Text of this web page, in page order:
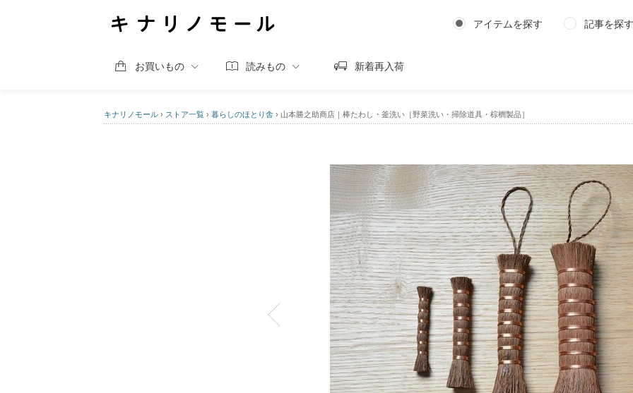
アイテムを探す 記事を探す
お買いもの 読みもの 新着再入荷
キナリノモール › ストア一覧 › 暮らしのほとり舎 › 山本勝之助商店｜棒たわし・釜洗い［野菜洗い・掃除道具・棕櫚製品］